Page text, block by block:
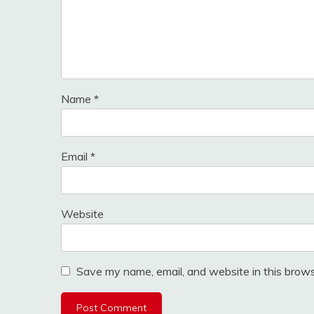
Name *
Email *
Website
Save my name, email, and website in this